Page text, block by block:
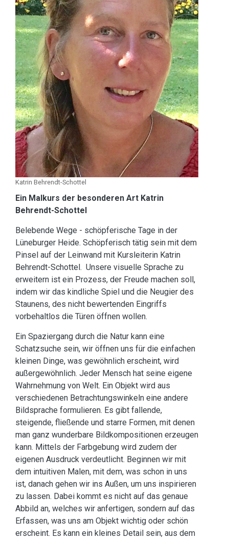
Katrin Behrendt-Schottel
Ein Malkurs der besonderen Art Katrin
Behrendt-Schottel
Belebende Wege - schöpferische Tage in der
Lüneburger Heide. Schöpferisch tätig sein mit dem
Pinsel auf der Leinwand mit Kursleiterin Katrin
Behrendt-Schottel. Unsere visuelle Sprache zu
erweitern ist ein Prozess, der Freude machen soll,
indem wir das kindliche Spiel und die Neugier des
Staunens, des nicht bewertenden Eingriffs
vorbehaltlos die Türen öffnen wollen.
Ein Spaziergang durch die Natur kann eine
Schatzsuche sein, wir öffnen uns für die einfachen
kleinen Dinge, was gewöhnlich erscheint, wird
außergewöhnlich. Jeder Mensch hat seine eigene
Wahrnehmung von Welt. Ein Objekt wird aus
verschiedenen Betrachtungswinkeln eine andere
Bildsprache formulieren. Es gibt fallende,
steigende, fließende und starre Formen, mit denen
man ganz wunderbare Bildkompositionen erzeugen
kann. Mittels der Farbgebung wird zudem der
eigenen Ausdruck verdeutlicht. Beginnen wir mit
dem intuitiven Malen, mit dem, was schon in uns
ist, danach gehen wir ins Außen, um uns inspirieren
zu lassen. Dabei kommt es nicht auf das genaue
Abbild an, welches wir anfertigen, sondern auf das
Erfassen, was uns am Objekt wichtig oder schön
erscheint. Es kann ein kleines Detail sein, aus dem